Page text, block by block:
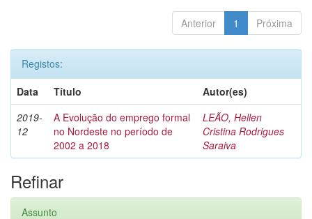
Anterior 1 Próxima
Registos:
Data
Título
Autor(es)
2019-
12
A Evolução do emprego formal
no Nordeste no período de
2002 a 2018
LEÃO, Hellen
Cristina Rodrigues
Saraiva
Refinar
Assunto